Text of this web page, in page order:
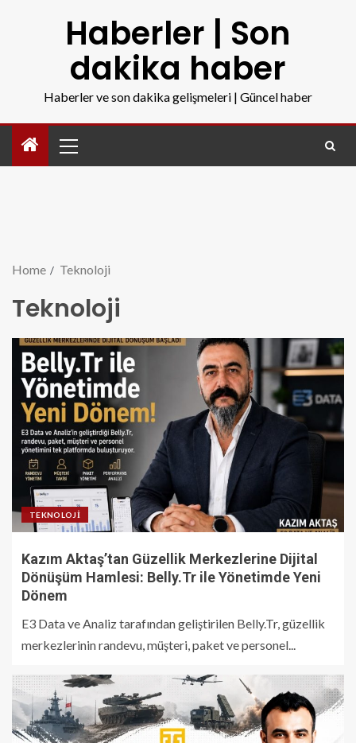
Haberler | Son
dakika haber
Haberler ve son dakika gelişmeleri | Güncel haber
Home Teknoloji
Teknoloji
TEKNOLOJI
Kazım Aktaş’tan Güzellik Merkezlerine Dijital
Dönüşüm Hamlesi: Belly.Tr ile Yönetimde Yeni
Dönem
E3 Data ve Analiz tarafından geliştirilen Belly.Tr, güzellik
merkezlerinin randevu, müşteri, paket ve personel...